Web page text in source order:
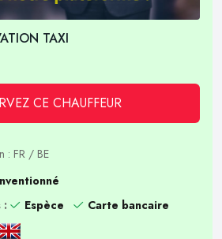
TAXI
CE CHAUFFEUR
: FR / BE
:
Espèce
Carte bancaire